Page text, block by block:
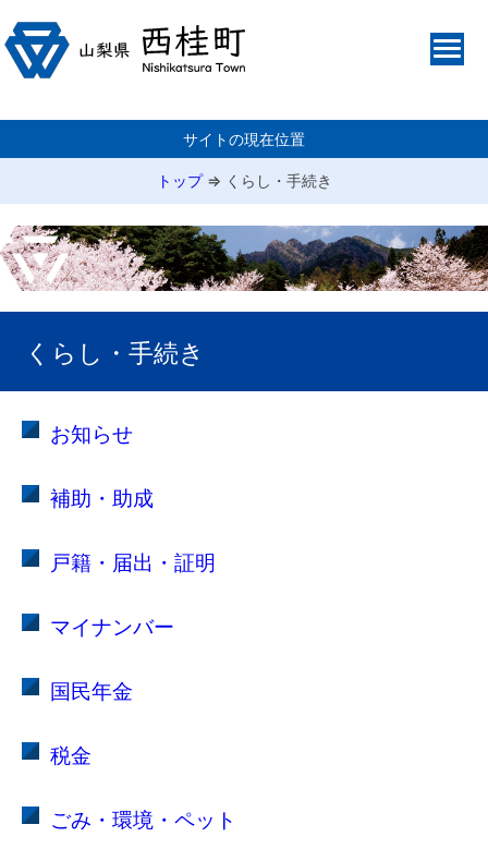
サイトの現在位置
トップ⇒ くらし・手続き
くらし・手続き
お知らせ
補助・助成
戸籍・届出・証明
マイナンバー
国民年金
税金
ごみ・環境・ペット